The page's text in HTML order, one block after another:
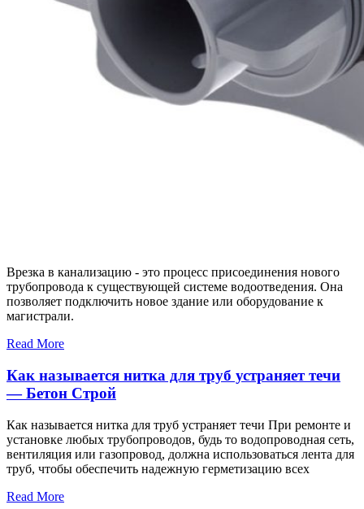
Врезка в канализацию - это процесс присоединения нового
трубопровода к существующей системе водоотведения. Она
позволяет подключить новое здание или оборудование к
магистрали.
Read More
Как называется нитка для труб устраняет течи
— Бетон Строй
Как называется нитка для труб устраняет течи При ремонте и
установке любых трубопроводов, будь то водопроводная сеть,
вентиляция или газопровод, должна использоваться лента для
труб, чтобы обеспечить надежную герметизацию всех
Read More